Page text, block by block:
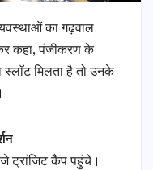
का गढ़वाल
कहा, पंजीकरण के
स्लाॅट मिलता है तो उनके
ट्रांजिट कैंप पहुंचे।